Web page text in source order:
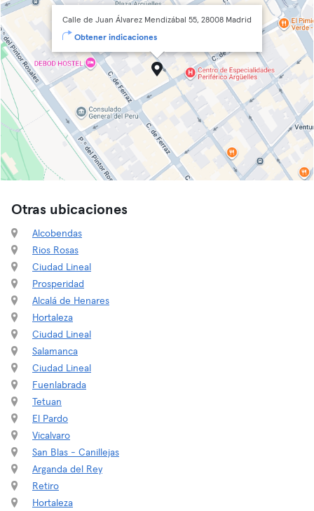
Calle de Juan Álvarez Mendizábal 55, 28008 Madrid
Obtener indicaciones
Otras ubicaciones
Alcobendas
Rios Rosas
Ciudad Lineal
Prosperidad
Alcalá de Henares
Hortaleza
Ciudad Lineal
Salamanca
Ciudad Lineal
Fuenlabrada
Tetuan
El Pardo
Vicalvaro
San Blas - Canillejas
Arganda del Rey
Retiro
Hortaleza